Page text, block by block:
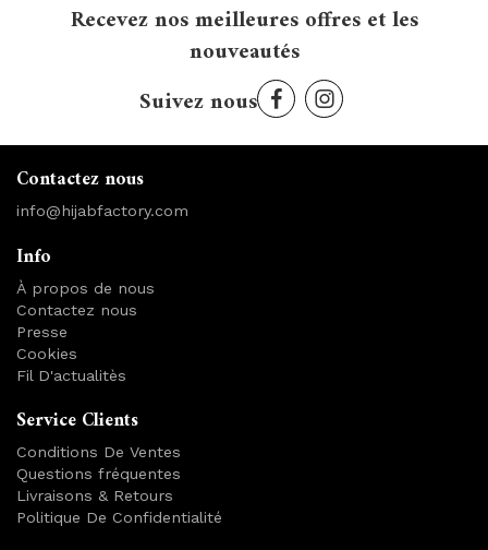
Recevez nos meilleures offres et les
nouveautés
Suivez nous
Contactez nous
info@hijabfactory.com
Info
À propos de nous
Contactez nous
Presse
Cookies
Fil D'actualitès
Service Clients
Conditions De Ventes
Questions fréquentes
Livraisons & Retours
Politique De Confidentialité